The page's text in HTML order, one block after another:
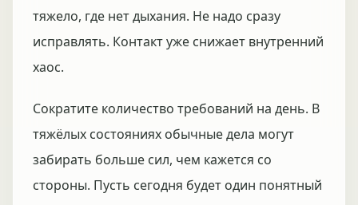
тяжело, где нет дыхания. Не надо сразу
исправлять. Контакт уже снижает внутренний
хаос.
Сократите количество требований на день. В
тяжёлых состояниях обычные дела могут
забирать больше сил, чем кажется со
стороны. Пусть сегодня будет один понятный